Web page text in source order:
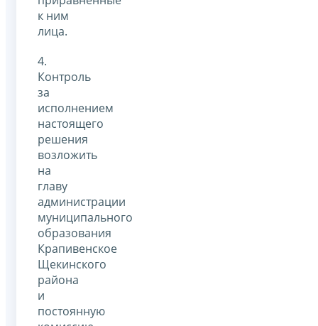
к ним
лица.
4.
Контроль
за
исполнением
настоящего
решения
возложить
на
главу
администрации
муниципального
образования
Крапивенское
Щекинского
района
и
постоянную